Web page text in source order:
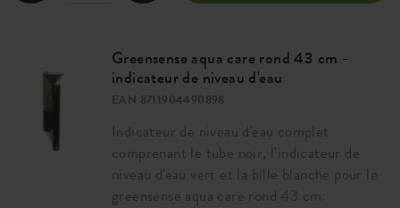
Greensense aqua care rond 43 cm -
indicateur de niveau d'eau
EAN 8711904490898
Indicateur de niveau d'eau complet
comprenant le tube noir, l'indicateur de
niveau d'eau vert et la bille blanche pour le
greensense aqua care rond 43 cm.